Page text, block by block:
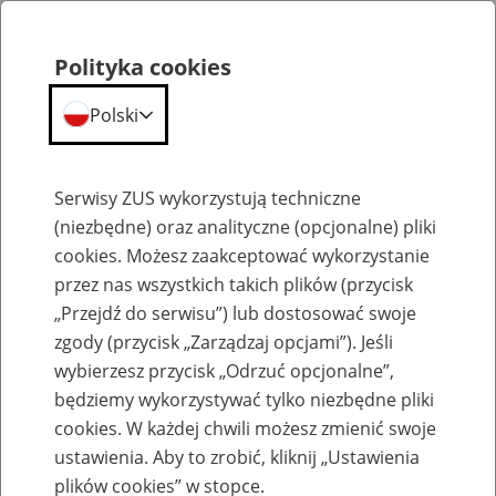
Emerytury
Baza zlikwidowanych lub
przekształconych zakładów pracy
Polityka cookies
Polski
Serwisy ZUS wykorzystują techniczne
(niezbędne) oraz analityczne (opcjonalne) pliki
cookies. Możesz zaakceptować wykorzystanie
przez nas wszystkich takich plików (przycisk
„Przejdź do serwisu”) lub dostosować swoje
zgody (przycisk „Zarządzaj opcjami”). Jeśli
wybierzesz przycisk „Odrzuć opcjonalne”,
będziemy wykorzystywać tylko niezbędne pliki
cookies. W każdej chwili możesz zmienić swoje
ustawienia. Aby to zrobić, kliknij „Ustawienia
plików cookies” w stopce.